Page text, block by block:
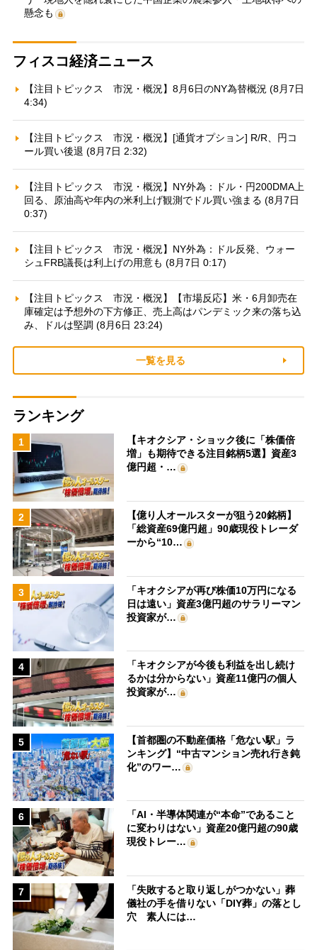
懸念も
フィスコ経済ニュース
【注目トピックス 市況・概況】8月6日のNY為替概況 (8月7日
4:34)
【注目トピックス 市況・概況】[通貨オプション] R/R、円コ
ール買い後退 (8月7日 2:32)
【注目トピックス 市況・概況】NY外為：ドル・円200DMA上
回る、原油高や年内の米利上げ観測でドル買い強まる (8月7日
0:37)
【注目トピックス 市況・概況】NY外為：ドル反発、ウォー
シュFRB議長は利上げの用意も (8月7日 0:17)
【注目トピックス 市況・概況】【市場反応】米・6月卸売在
庫確定は予想外の下方修正、売上高はパンデミック来の落ち込
み、ドルは堅調 (8月6日 23:24)
一覧を見る
ランキング
1
【キオクシア・ショック後に「株価倍
増」も期待できる注目銘柄5選】資産3
億円超・…
2
【億り人オールスターが狙う20銘柄】
「総資産69億円超」90歳現役トレーダ
ーから“10…
3
「キオクシアが再び株価10万円になる
日は遠い」資産3億円超のサラリーマン
投資家が…
4
「キオクシアが今後も利益を出し続け
るかは分からない」資産11億円の個人
投資家が…
5
【首都圏の不動産価格「危ない駅」ラ
ンキング】“中古マンション売れ行き鈍
化”のワー…
6
「AI・半導体関連が“本命”であること
に変わりはない」資産20億円超の90歳
現役トレー…
7
「失敗すると取り返しがつかない」葬
儀社の手を借りない「DIY葬」の落とし
穴 素人には…